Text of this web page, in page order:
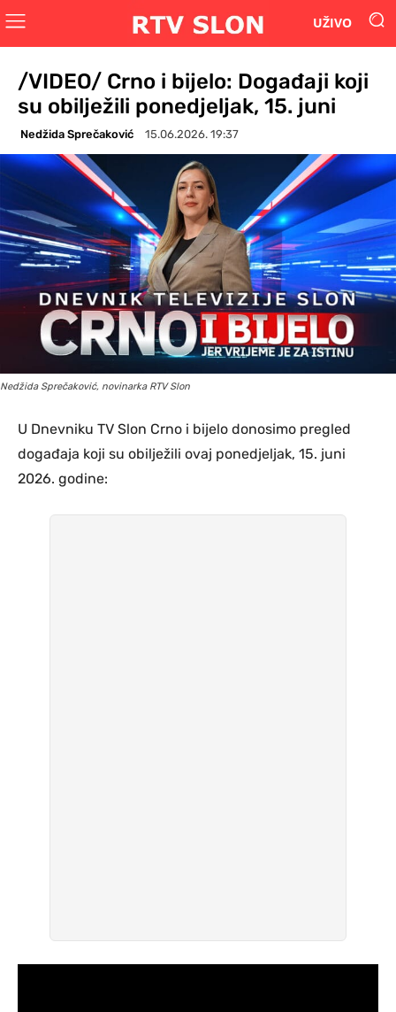
UŽIVO
/VIDEO/ Crno i bijelo: Događaji koji
su obilježili ponedjeljak, 15. juni
Nedžida Sprečaković 15.06.2026. 19:37
Nedžida Sprečaković, novinarka RTV Slon
U Dnevniku TV Slon Crno i bijelo donosimo pregled
događaja koji su obilježili ovaj ponedjeljak, 15. juni
2026. godine: